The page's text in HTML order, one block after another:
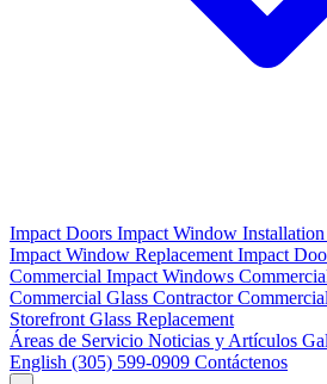
Impact Doors Impact Window Installation
Impact Window Replacement Impact
Commercial Impact Windows
Commercial Glass Contractor
Storefront Glass Replacement
Áreas de Servicio Noticias y Artículos
English (305) 599-0909 Contáctenos